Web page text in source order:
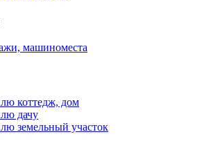
машиноместа
коттедж, дом
дачу
земельный участок